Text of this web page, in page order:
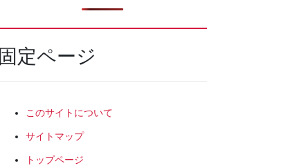
固定ページ
このサイトについて
サイトマップ
トップページ